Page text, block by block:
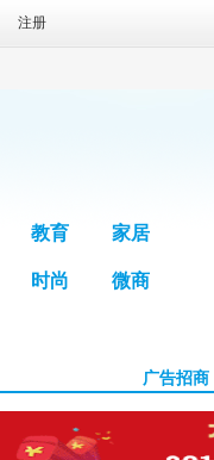
注册
教育 家居
时尚 微商
广告招商